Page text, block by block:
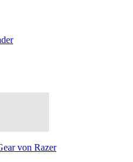
von Razer